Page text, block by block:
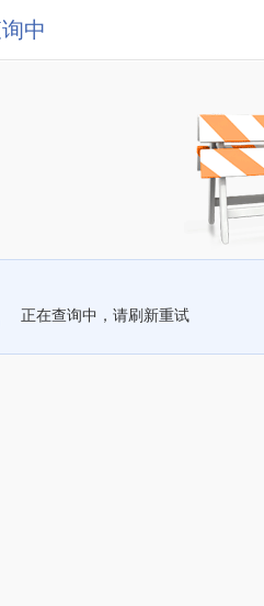
中
正在查询中，请刷新重试